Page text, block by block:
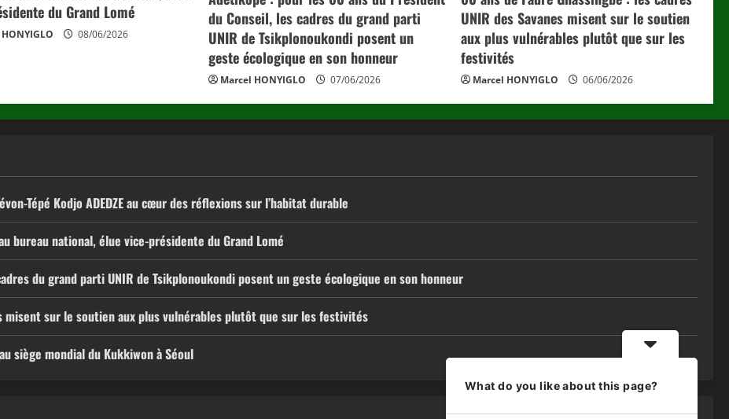
du Grand Lomé
08/06/2026
du Conseil, les cadres du grand parti
UNIR de Tsikplonoukondi posent un
geste écologique en son honneur
Marcel HONYIGLO 07/06/2026
UNIR des Savanes misent sur le soutien
aux plus vulnérables plutôt que sur les
festivités
Marcel HONYIGLO 06/06/2026
Tépé Kodjo ADEDZE au cœur des réflexions sur l’habitat durable
bureau national, élue vice-présidente du Grand Lomé
du grand parti UNIR de Tsikplonoukondi posent un geste écologique en son honneur
misent sur le soutien aux plus vulnérables plutôt que sur les festivités
siège mondial du Kukkiwon à Séoul
What do you like about this page?